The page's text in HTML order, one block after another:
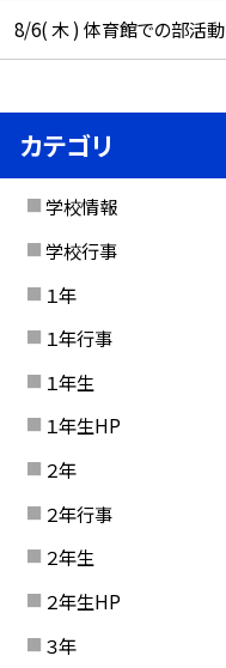
8/6( 木 ) 体育館での部活動
カテゴリ
学校情報
学校行事
１年
１年行事
１年生
１年生HP
２年
２年行事
２年生
２年生HP
３年